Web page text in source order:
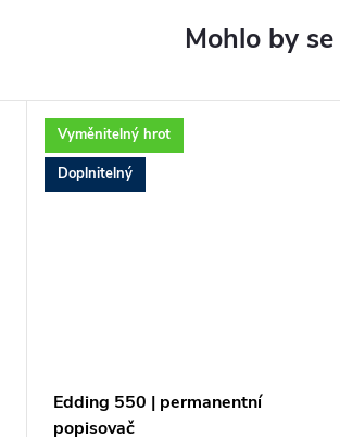
Vyměnitelný hrot
Doplnitelný
Edding 550 | permanentní
popisovač